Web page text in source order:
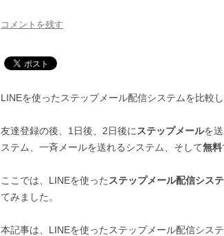
コメントを残す
LINEを使ったステップメール配信システムを比較
友達登録の後、1日後、2日後に ステップメールを
ステム、一斉メールを送れるシステム、そして無料
ここでは、LINEを使った ステップメール配信シス
てみました。
本記事は、LINEを使ったステップメール配信シス